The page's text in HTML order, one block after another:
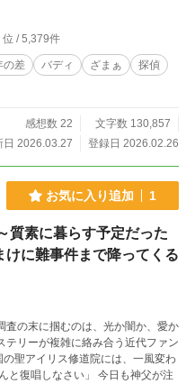
位 / 5,379件
の差 バディ ざまぁ
探偵
感想数 22
文字数 130,857
日 2026.03.27
登録日 2026.02.26
お気に入り追加 1
質素に暮らす予定だった
に難事件まで降ってくる
査の末に掴むのは、光か闇か、愛か
リーが複雑に絡み合う近代ファン